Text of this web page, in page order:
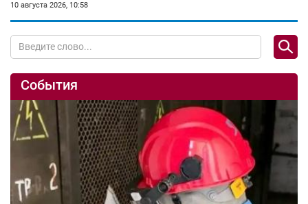
10 августа 2026, 10:58
События